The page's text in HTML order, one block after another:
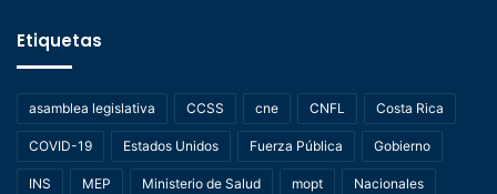
Etiquetas
asamblea legislativa CCSS cne CNFL Costa Rica
COVID-19 Estados Unidos Fuerza Pública Gobierno
INS MEP Ministerio de Salud mopt Nacionales